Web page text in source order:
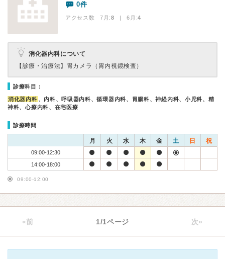
0件
アクセス数 7月:8 | 6月:4
消化器内科について
【診療・治療法】 胃カメラ（胃内視鏡検査）
診療科目：
消化器内科 、内科、呼吸器内科、循環器内科、胃腸科、神経内科、小児科、精
神科、心療内科、在宅医療
診療時間
月 火 水 木 金 土 日 祝
09:00-12:30
14:00-18:00
09:00-12:00
«前 1/1ページ 次»